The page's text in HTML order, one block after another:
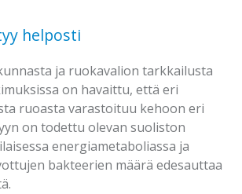
helposti
ja ruokavalion tarkkailusta
on havaittu, että eri
ruoasta varastoituu kehoon eri
on todettu olevan suoliston
energiametaboliassa ja
bakteerien määrä edesauttaa